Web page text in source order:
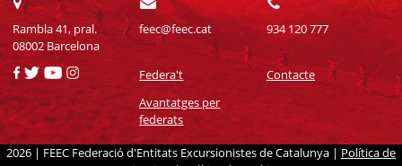
Rambla 41, pral.
08002 Barcelona
feec@feec.cat 934 120 777
Federa't
Avantatges per
federats
Contacte
2026 | FEEC Federació d'Entitats Excursionistes de Catalunya | Política de